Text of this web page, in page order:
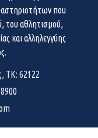
που
του αθλητισμού,
και αλληλεγγύης
ΤΚ: 62122